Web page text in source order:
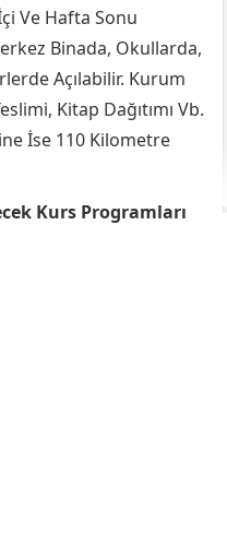
Ve Hafta Sonu
Binada, Okullarda,
Açılabilir. Kurum
Kitap Dağıtımı Vb.
İse 110 Kilometre
Kurs Programları